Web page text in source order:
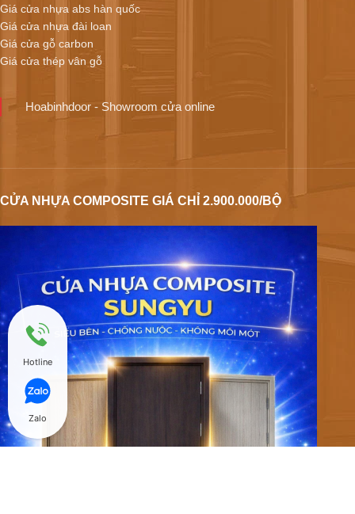
Giá cửa nhựa abs hàn quốc
Giá cửa nhựa đài loan
Giá cửa gỗ carbon
Giá cửa thép vân gỗ
Hoabinhdoor - Showroom cửa online
CỬA NHỰA COMPOSITE GIÁ CHỈ 2.900.000/BỘ
Hotline
Zalo